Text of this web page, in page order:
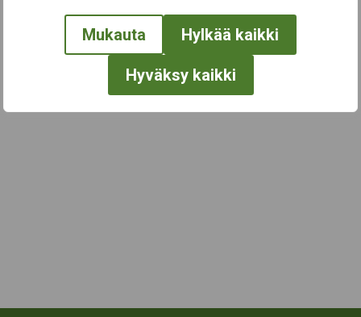
Mukauta Hylkää kaikki
Hyväksy kaikki